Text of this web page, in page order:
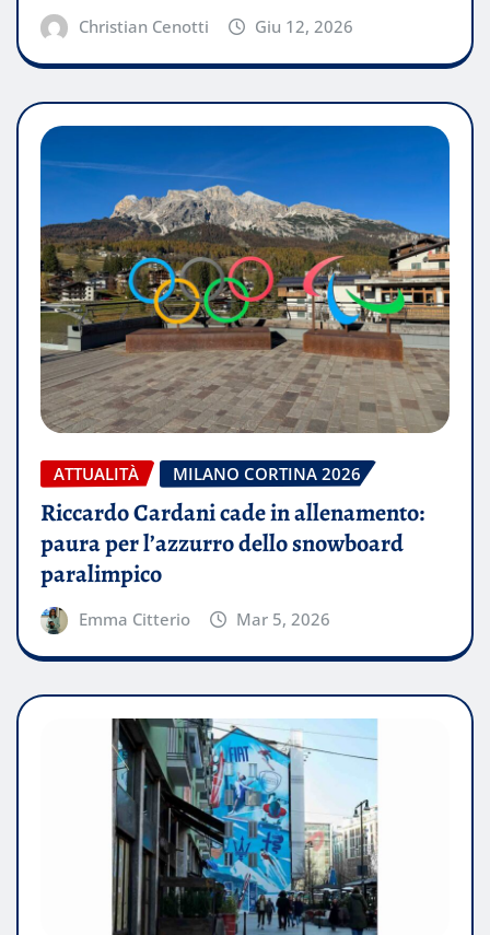
Christian Cenotti Giu 12, 2026
ATTUALITÀ MILANO CORTINA 2026
Riccardo Cardani cade in allenamento:
paura per l’azzurro dello snowboard
paralimpico
Emma Citterio Mar 5, 2026